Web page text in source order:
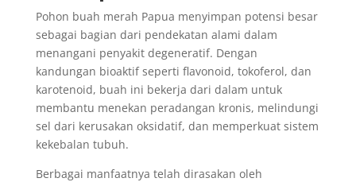
Pohon buah merah Papua menyimpan potensi besar
sebagai bagian dari pendekatan alami dalam
menangani penyakit degeneratif. Dengan
kandungan bioaktif seperti flavonoid, tokoferol, dan
karotenoid, buah ini bekerja dari dalam untuk
membantu menekan peradangan kronis, melindungi
sel dari kerusakan oksidatif, dan memperkuat sistem
kekebalan tubuh.
Berbagai manfaatnya telah dirasakan oleh